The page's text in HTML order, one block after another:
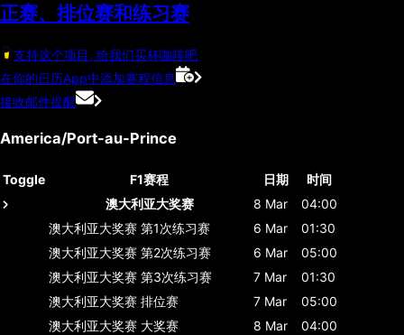
正赛、排位赛和练习赛
支持这个项目, 给我们买杯咖啡吧
在你的日历App中添加赛程信息
接收邮件提醒
America/Port-au-Prince
Toggle F1赛程 日期
时间
澳大利亚大奖赛
8 Mar
04:00
澳大利亚大奖赛 第1次练习赛 6 Mar
01:30
澳大利亚大奖赛 第2次练习赛 6 Mar
05:00
澳大利亚大奖赛 第3次练习赛 7 Mar
01:30
澳大利亚大奖赛 排位赛 7 Mar
05:00
澳大利亚大奖赛 大奖赛 8 Mar
04:00